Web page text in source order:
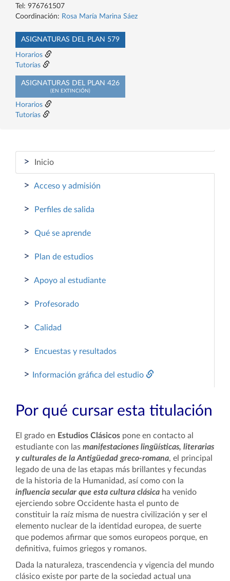
Tel: 976761507
Coordinación: Rosa María Marina Sáez
ASIGNATURAS DEL PLAN 579
Horarios
Tutorías
ASIGNATURAS DEL PLAN 426
(EN EXTINCIÓN)
Horarios
Tutorías
> Inicio
> Acceso y admisión
> Perfiles de salida
> Qué se aprende
> Plan de estudios
> Apoyo al estudiante
> Profesorado
> Calidad
> Encuestas y resultados
> Información gráfica del estudio
Por qué cursar esta titulación
El grado en Estudios Clásicos pone en contacto al
estudiante con las manifestaciones lingüísticas, literarias
y culturales de la Antigüedad greco-romana, el principal
legado de una de las etapas más brillantes y fecundas
de la historia de la Humanidad, así como con la
influencia secular que esta cultura clásica ha venido
ejerciendo sobre Occidente hasta el punto de
constituir la raíz misma de nuestra civilización y ser el
elemento nuclear de la identidad europea, de suerte
que podemos afirmar que somos europeos porque, en
definitiva, fuimos griegos y romanos.
Dada la naturaleza, trascendencia y vigencia del mundo
clásico existe por parte de la sociedad actual una